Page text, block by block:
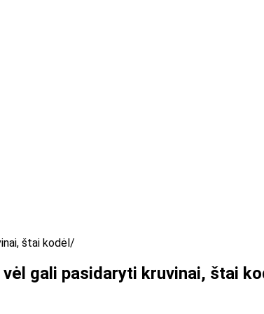
štai kodėl
vėl gali pasidaryti kruvinai, štai